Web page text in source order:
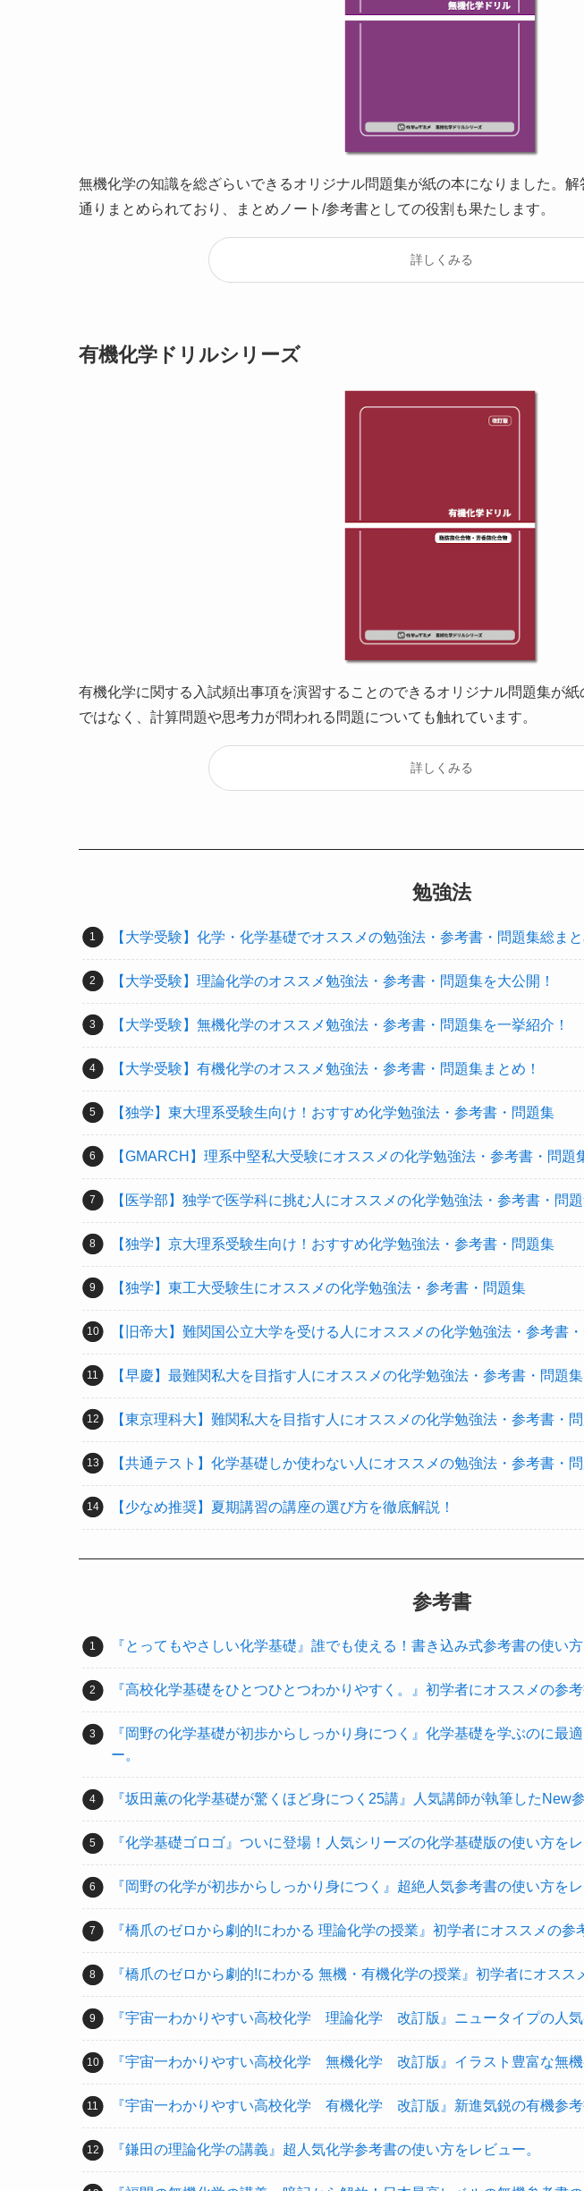
無機化学の知識を総ざらいできるオリジナル問題集が紙の本になりました。
通りまとめられており、まとめノート/参考書としての役割も果たします。
詳しくみる
有機化学ドリルシリーズ
有機化学に関する入試頻出事項を演習することのできるオリジナル問題集が
ではなく、計算問題や思考力が問われる問題についても触れています。
詳しくみる
勉強法
【大学受験】化学・化学基礎でオススメの勉強法・参考書・問題集総ま
【大学受験】理論化学のオススメ勉強法・参考書・問題集を大公開！
【大学受験】無機化学のオススメ勉強法・参考書・問題集を一挙紹介！
【大学受験】有機化学のオススメ勉強法・参考書・問題集まとめ！
【独学】東大理系受験生向け！おすすめ化学勉強法・参考書・問題集
【GMARCH】理系中堅私大受験にオススメの化学勉強法・参考書・問題
【医学部】独学で医学科に挑む人にオススメの化学勉強法・参考書・問
【独学】京大理系受験生向け！おすすめ化学勉強法・参考書・問題集
【独学】東工大受験生にオススメの化学勉強法・参考書・問題集
【旧帝大】難関国公立大学を受ける人にオススメの化学勉強法・参考書
【早慶】最難関私大を目指す人にオススメの化学勉強法・参考書・問題集
【東京理科大】難関私大を目指す人にオススメの化学勉強法・参考書・
【共通テスト】化学基礎しか使わない人にオススメの勉強法・参考書・
【少なめ推奨】夏期講習の講座の選び方を徹底解説！
参考書
『とってもやさしい化学基礎』誰でも使える！書き込み式参考書の使い方
『高校化学基礎をひとつひとつわかりやすく。』初学者にオススメの参
『岡野の化学基礎が初歩からしっかり身につく』化学基礎を学ぶのに最
ー。
『坂田薫の化学基礎が驚くほど身につく25講』人気講師が執筆したNew
『化学基礎ゴロゴ』ついに登場！人気シリーズの化学基礎版の使い方をレ
『岡野の化学が初歩からしっかり身につく』超絶人気参考書の使い方をレ
『橋爪のゼロから劇的!にわかる 理論化学の授業』初学者にオススメの参
『橋爪のゼロから劇的!にわかる 無機・有機化学の授業』初学者にオスス
『宇宙一わかりやすい高校化学 理論化学 改訂版』ニュータイプの人気
『宇宙一わかりやすい高校化学 無機化学 改訂版』イラスト豊富な無機
『宇宙一わかりやすい高校化学 有機化学 改訂版』新進気鋭の有機参考
『鎌田の理論化学の講義』超人気化学参考書の使い方をレビュー。